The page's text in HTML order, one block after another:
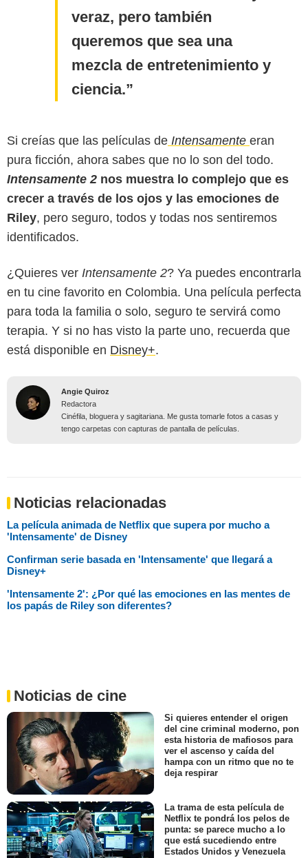
veraz, pero también
queremos que sea una
mezcla de entretenimiento y
ciencia.
Si creías que las películas de Intensamente eran
pura ficción, ahora sabes que no lo son del todo.
Intensamente 2 nos muestra lo complejo que es
crecer a través de los ojos y las emociones de
Riley, pero seguro, todos y todas nos sentiremos
identificados.
¿Quieres ver Intensamente 2? Ya puedes encontrarla
en tu cine favorito en Colombia. Una película perfecta
para toda la familia o solo, seguro te servirá como
terapia. Y si no has visto la parte uno, recuerda que
está disponible en Disney+.
Angie Quiroz
Redactora
Cinéfila, bloguera y sagitariana. Me gusta tomarle fotos a casas y
tengo carpetas con capturas de pantalla de películas.
Noticias relacionadas
La película animada de Netflix que supera por mucho a
'Intensamente' de Disney
Confirman serie basada en 'Intensamente' que llegará a
Disney+
'Intensamente 2': ¿Por qué las emociones en las mentes de
los papás de Riley son diferentes?
Noticias de cine
Si quieres entender el origen
del cine criminal moderno, pon
esta historia de mafiosos para
ver el ascenso y caída del
hampa con un ritmo que no te
deja respirar
La trama de esta película de
Netflix te pondrá los pelos de
punta: se parece mucho a lo
que está sucediendo entre
Estados Unidos y Venezuela